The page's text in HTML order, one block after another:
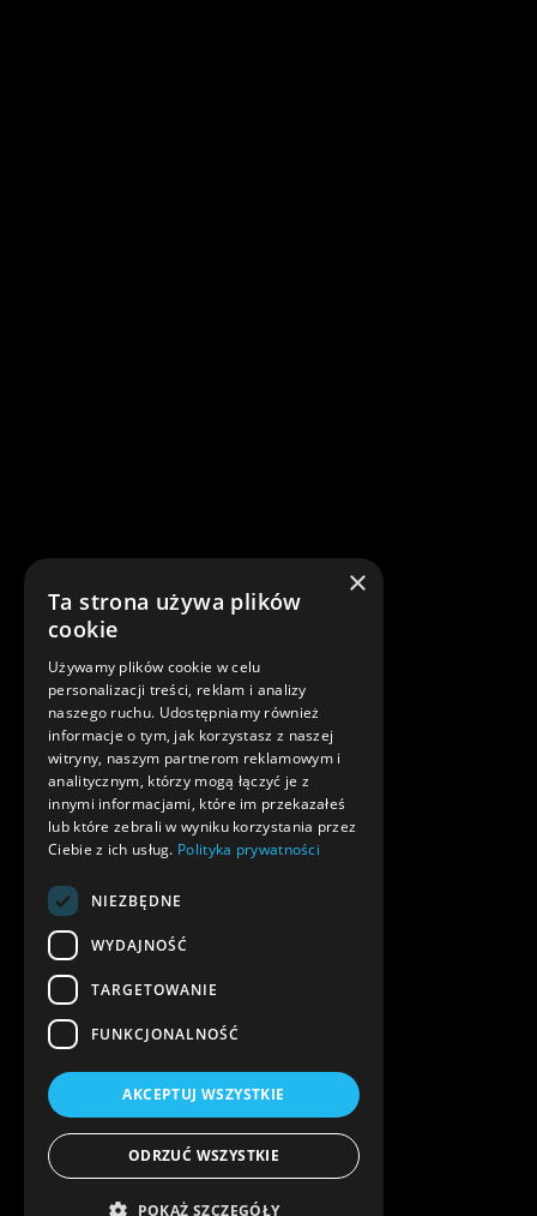
×
Ta strona używa plików
cookie
Używamy plików cookie w celu
personalizacji treści, reklam i analizy
naszego ruchu. Udostępniamy również
informacje o tym, jak korzystasz z naszej
witryny, naszym partnerom reklamowym i
analitycznym, którzy mogą łączyć je z
innymi informacjami, które im przekazałeś
lub które zebrali w wyniku korzystania przez
Ciebie z ich usług. Polityka prywatności
NIEZBĘDNE
WYDAJNOŚĆ
TARGETOWANIE
FUNKCJONALNOŚĆ
AKCEPTUJ WSZYSTKIE
ODRZUĆ WSZYSTKIE
POKAŻ SZCZEGÓŁY